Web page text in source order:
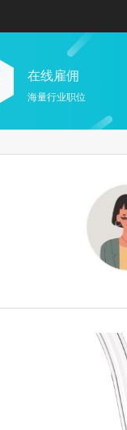
在线雇佣
海量行业职位